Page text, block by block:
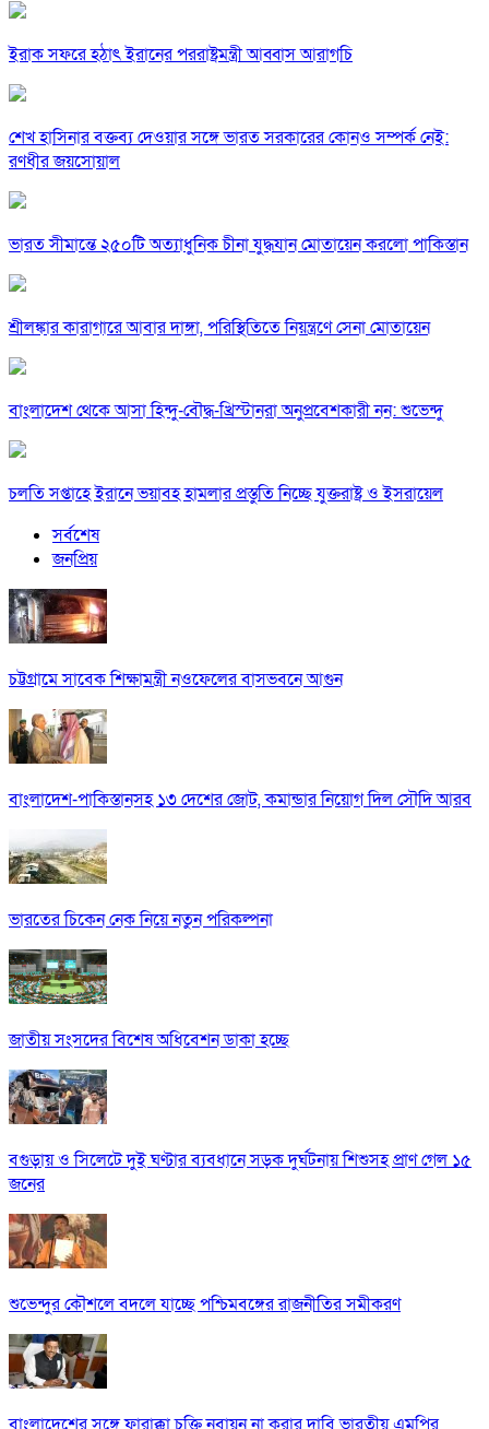
ইরাক সফরে হঠাৎ ইরানের পররাষ্ট্রমন্ত্রী আব্বাস আরাগচি
শেখ হাসিনার বক্তব্য দেওয়ার সঙ্গে ভারত সরকারের কোনও সম্পর্ক নেই:
রণধীর জয়সোয়াল
ভারত সীমান্তে ২৫০টি অত্যাধুনিক চীনা যুদ্ধযান মোতায়েন করলো পাকিস্তান
শ্রীলঙ্কার কারাগারে আবার দাঙ্গা, পরিস্থিতিতে নিয়ন্ত্রণে সেনা মোতায়েন
বাংলাদেশ থেকে আসা হিন্দু-বৌদ্ধ-খ্রিস্টানরা অনুপ্রবেশকারী নন: শুভেন্দু
চলতি সপ্তাহে ইরানে ভয়াবহ হামলার প্রস্তুতি নিচ্ছে যুক্তরাষ্ট্র ও ইসরায়েল
সর্বশেষ
জনপ্রিয়
চট্টগ্রামে সাবেক শিক্ষামন্ত্রী নওফেলের বাসভবনে আগুন
বাংলাদেশ-পাকিস্তানসহ ১৩ দেশের জোট, কমান্ডার নিয়োগ দিল সৌদি আরব
ভারতের চিকেন নেক নিয়ে নতুন পরিকল্পনা
জাতীয় সংসদের বিশেষ অধিবেশন ডাকা হচ্ছে
বগুড়ায় ও সিলেটে দুই ঘণ্টার ব্যবধানে সড়ক দুর্ঘটনায় শিশুসহ প্রাণ গেল ১৫
জনের
শুভেন্দুর কৌশলে বদলে যাচ্ছে পশ্চিমবঙ্গের রাজনীতির সমীকরণ